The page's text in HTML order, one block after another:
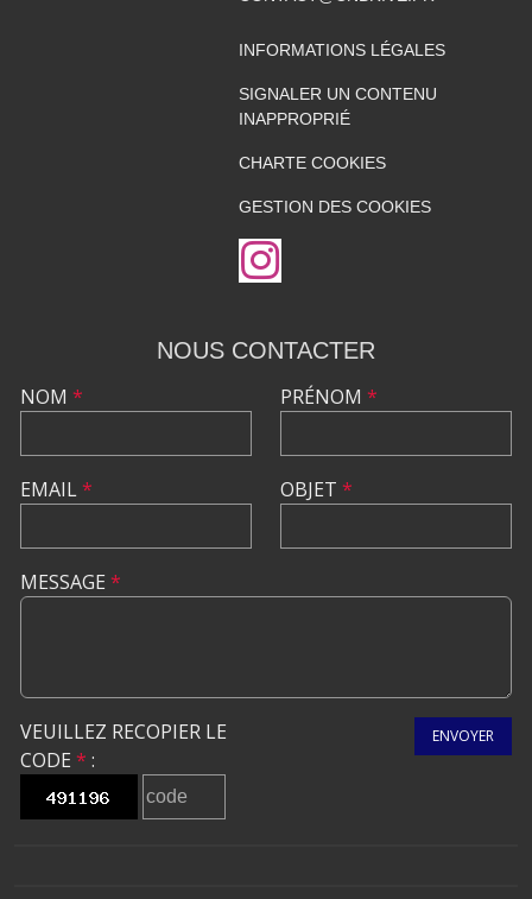
INFORMATIONS LÉGALES
SIGNALER UN CONTENU
INAPPROPRIÉ
CHARTE COOKIES
GESTION DES COOKIES
NOUS CONTACTER
NOM *
EMAIL*
PRÉNOM *
OBJET *
MESSAGE *
VEUILLEZ RECOPIER LE
CODE * :
ENVOYER